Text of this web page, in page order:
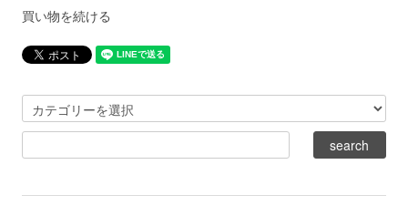
買い物を続ける